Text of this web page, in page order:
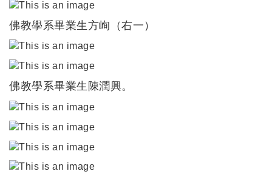
佛教學系畢業生方峋（右一）
佛教學系畢業生陳潤興。